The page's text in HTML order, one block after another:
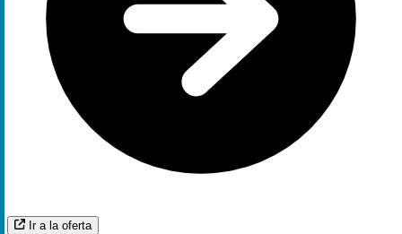
Ir a la oferta